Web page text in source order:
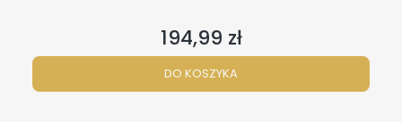
Cena
194,99 zł
DO KOSZYKA